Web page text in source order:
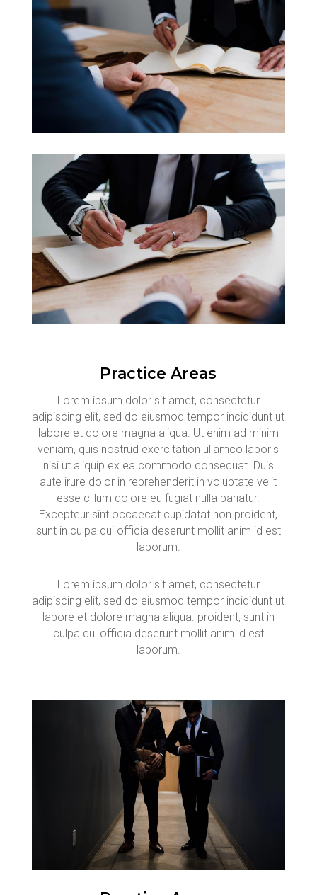
Practice Areas
Lorem ipsum dolor sit amet, consectetur
adipiscing elit, sed do eiusmod tempor incididunt ut
labore et dolore magna aliqua. Ut enim ad minim
veniam, quis nostrud exercitation ullamco laboris
nisi ut aliquip ex ea commodo consequat. Duis
aute irure dolor in reprehenderit in voluptate velit
esse cillum dolore eu fugiat nulla pariatur.
Excepteur sint occaecat cupidatat non proident,
sunt in culpa qui officia deserunt mollit anim id est
laborum.
Lorem ipsum dolor sit amet, consectetur
adipiscing elit, sed do eiusmod tempor incididunt ut
labore et dolore magna aliqua. proident, sunt in
culpa qui officia deserunt mollit anim id est
laborum.